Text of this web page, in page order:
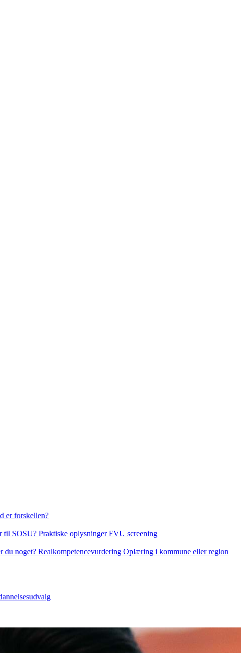
er forskellen?
til SOSU? Praktiske oplysningerFVU screening
du noget? Realkompetencevurdering Oplæring i kommune eller region